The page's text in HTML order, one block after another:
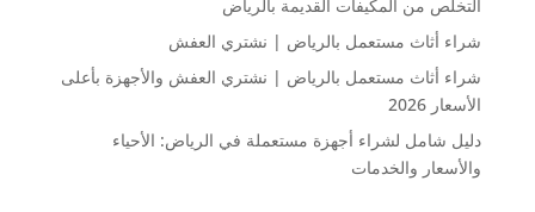
التخلص من المكيفات القديمة بالرياض
شراء أثاث مستعمل بالرياض | نشتري العفش
شراء أثاث مستعمل بالرياض | نشتري العفش والأجهزة بأعلى
الأسعار 2026
دليل شامل لشراء أجهزة مستعملة في الرياض: الأحياء
والأسعار والخدمات